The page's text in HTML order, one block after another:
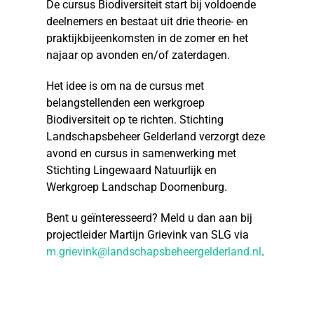
De cursus Biodiversiteit start bij voldoende
deelnemers en bestaat uit drie theorie- en
praktijkbijeenkomsten in de zomer en het
najaar op avonden en/of zaterdagen.
Het idee is om na de cursus met
belangstellenden een werkgroep
Biodiversiteit op te richten. Stichting
Landschapsbeheer Gelderland verzorgt deze
avond en cursus in samenwerking met
Stichting Lingewaard Natuurlijk en
Werkgroep Landschap Doornenburg.
Bent u geïnteresseerd? Meld u dan aan bij
projectleider Martijn Grievink van SLG via
m.grievink@landschapsbeheergelderland.nl.